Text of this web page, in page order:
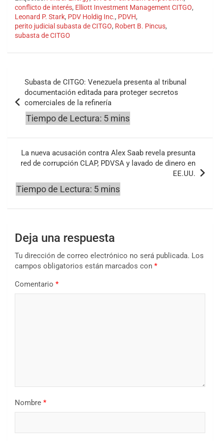
conflicto de interés, Elliott Investment Management CITGO,
Leonard P. Stark, PDV Holdig Inc., PDVH,
perito judicial subasta de CITGO, Robert B. Pincus,
subasta de CITGO
entradas
Subasta de CITGO: Venezuela presenta al tribunal
documentación editada para proteger secretos
comerciales de la refinería
La nueva acusación contra Alex Saab revela presunta
red de corrupción CLAP, PDVSA y lavado de dinero en
EE.UU.
Deja una respuesta
Tu dirección de correo electrónico no será publicada. Los
campos obligatorios están marcados con *
Comentario *
Nombre *